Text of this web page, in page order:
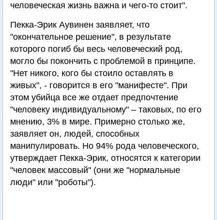
человеческая жизнь важна и чего-то стоит".
Пекка-Эрик Аувинен заявляет, что
"окончательное решение", в результате
которого погиб бы весь человеческий род,
могло бы покончить с проблемой в принципе.
"Нет никого, кого бы стоило оставлять в
живых", - говорится в его "манифесте". При
этом убийца все же отдает предпочтение
"человеку индивидуальному" – таковых, по его
мнению, 3% в мире. Примерно столько же,
заявляет он, людей, способных
манипулировать. Но 94% рода человеческого,
утверждает Пекка-Эрик, относятся к категории
"человек массовый" (они же "нормальные
люди" или "роботы").